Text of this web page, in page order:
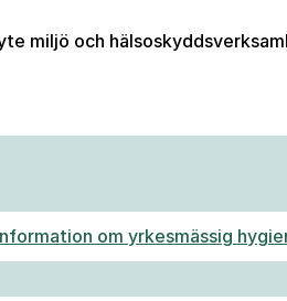
miljö och
om yrkesmässig